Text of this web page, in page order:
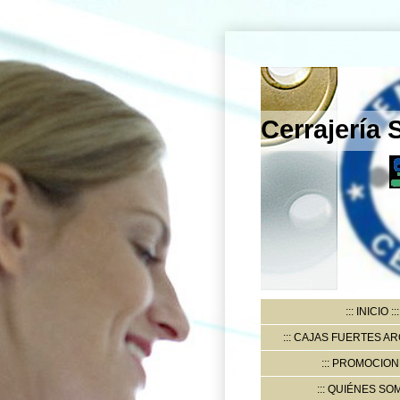
Cerrajería
INICIO
CAJAS FUERTES
QUIÉNES